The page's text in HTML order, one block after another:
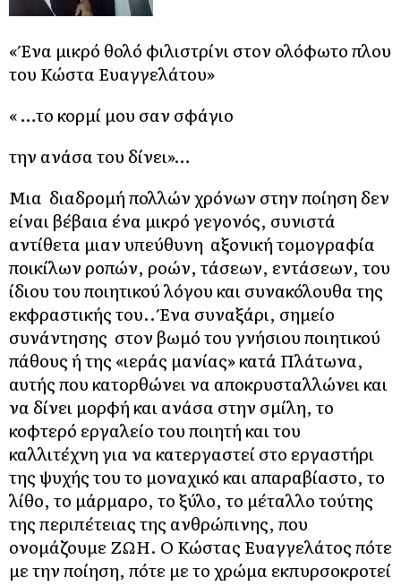
« Ένα μικρό θολό φιλιστρίνι στον ολόφωτο πλου
του Κώστα Ευαγγελάτου»
« …το κορμί μου σαν σφάγιο
την ανάσα του δίνει»…
Μια διαδρομή πολλών χρόνων στην ποίηση δεν
είναι βέβαια ένα μικρό γεγονός, συνιστά
αντίθετα μιαν υπεύθυνη αξονική τομογραφία
ποικίλων ροπών, ροών, τάσεων, εντάσεων, του
ίδιου του ποιητικού λόγου και συνακόλουθα της
εκφραστικής του.. Ένα συναξάρι, σημείο
συνάντησης στον βωμό του γνήσιου ποιητικού
πάθους ή της «ιεράς μανίας» κατά Πλάτωνα,
αυτής που κατορθώνει να αποκρυσταλλώνει και
να δίνει μορφή και ανάσα στην σμίλη, το
κοφτερό εργαλείο του ποιητή και του
καλλιτέχνη για να κατεργαστεί στο εργαστήρι
της ψυχής του το μοναχικό και απαραβίαστο, το
λίθο, το μάρμαρο, το ξύλο, το μέταλλο τούτης
της περιπέτειας της ανθρώπινης, που
ονομάζουμε ΖΩΗ. Ο Κώστας Ευαγγελάτος πότε
με την ποίηση, πότε με το χρώμα εκπυρσοκροτεί